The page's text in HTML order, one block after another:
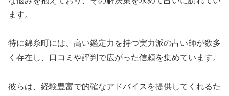
ます。
特に錦糸町には、高い鑑定力を持つ実力派の占い師が数多
く存在し、口コミや評判で広がった信頼を集めています。
彼らは、経験豊富で的確なアドバイスを提供してくれるた